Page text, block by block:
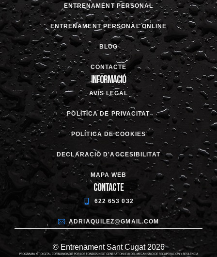
ENTRENAMENT PERSONAL
ENTRENAMENT PERSONAL ONLINE
BLOG
CONTACTE
Informació
AVÍS LEGAL
POLÍTICA DE PRIVACITAT
POLÍTICA DE COOKIES
DECLARACIÓ D'ACCESIBILITAT
MAPA WEB
Contacte
622 653 032
ADRIAQUILEZ@GMAIL.COM
© Entrenament Sant Cugat 2026